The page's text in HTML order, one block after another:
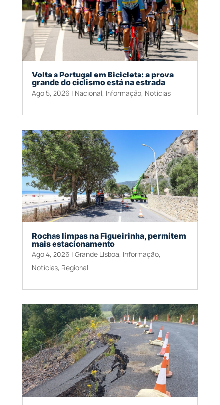
Volta a Portugal em Bicicleta: a prova
grande do ciclismo está na estrada
Ago 5, 2026 | Nacional, Informação, Notícias
Rochas limpas na Figueirinha, permitem
mais estacionamento
Ago 4, 2026 | Grande Lisboa, Informação,
Notícias, Regional